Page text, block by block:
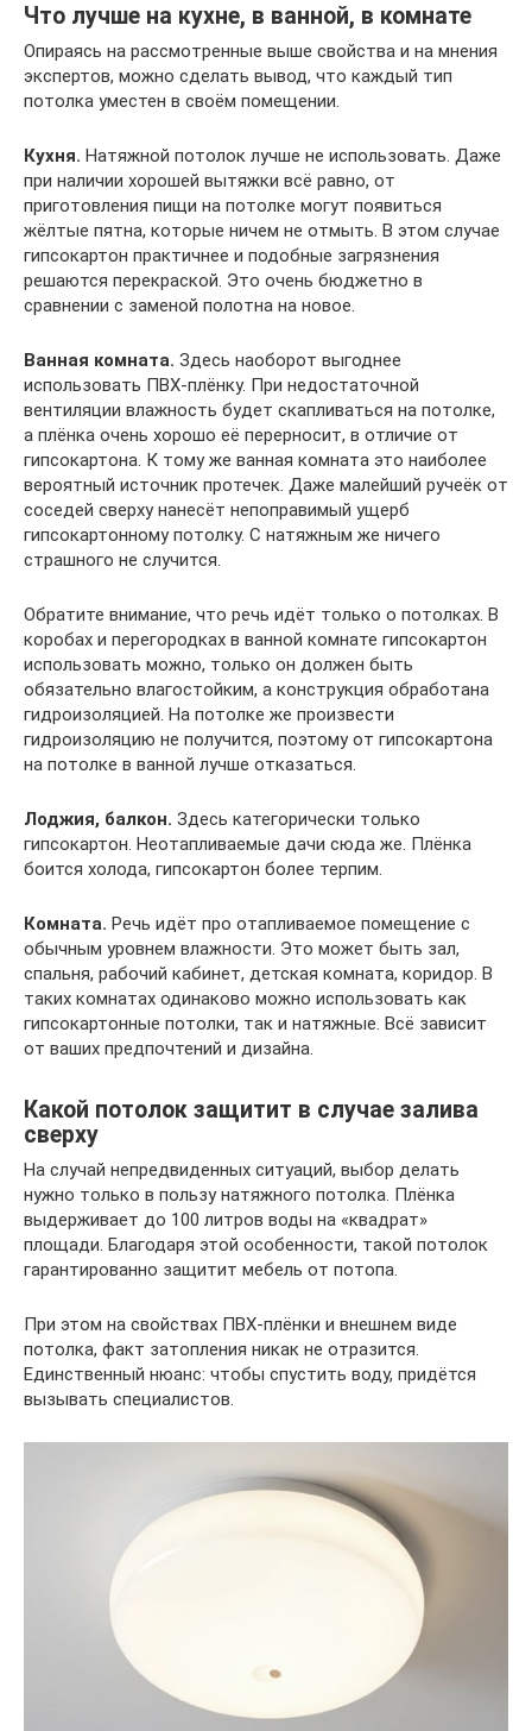
Что лучше на кухне, в ванной, в комнате
Опираясь на рассмотренные выше свойства и на мнения
экспертов, можно сделать вывод, что каждый тип
потолка уместен в своём помещении.
Кухня. Натяжной потолок лучше не использовать. Даже
при наличии хорошей вытяжки всё равно, от
приготовления пищи на потолке могут появиться
жёлтые пятна, которые ничем не отмыть. В этом случае
гипсокартон практичнее и подобные загрязнения
решаются перекраской. Это очень бюджетно в
сравнении с заменой полотна на новое.
Ванная комната. Здесь наоборот выгоднее
использовать ПВХ-плёнку. При недостаточной
вентиляции влажность будет скапливаться на потолке,
а плёнка очень хорошо её перерносит, в отличие от
гипсокартона. К тому же ванная комната это наиболее
вероятный источник протечек. Даже малейший ручеёк от
соседей сверху нанесёт непоправимый ущерб
гипсокартонному потолку. С натяжным же ничего
страшного не случится.
Обратите внимание, что речь идёт только о потолках. В
коробах и перегородках в ванной комнате гипсокартон
использовать можно, только он должен быть
обязательно влагостойким, а конструкция обработана
гидроизоляцией. На потолке же произвести
гидроизоляцию не получится, поэтому от гипсокартона
на потолке в ванной лучше отказаться.
Лоджия, балкон. Здесь категорически только
гипсокартон. Неотапливаемые дачи сюда же. Плёнка
боится холода, гипсокартон более терпим.
Комната. Речь идёт про отапливаемое помещение с
обычным уровнем влажности. Это может быть зал,
спальня, рабочий кабинет, детская комната, коридор. В
таких комнатах одинаково можно использовать как
гипсокартонные потолки, так и натяжные. Всё зависит
от ваших предпочтений и дизайна.
Какой потолок защитит в случае залива
сверху
На случай непредвиденных ситуаций, выбор делать
нужно только в пользу натяжного потолка. Плёнка
выдерживает до 100 литров воды на «квадрат»
площади. Благодаря этой особенности, такой потолок
гарантированно защитит мебель от потопа.
При этом на свойствах ПВХ-плёнки и внешнем виде
потолка, факт затопления никак не отразится.
Единственный нюанс: чтобы спустить воду, придётся
вызывать специалистов.